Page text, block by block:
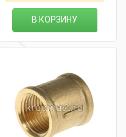
В КОРЗИНУ